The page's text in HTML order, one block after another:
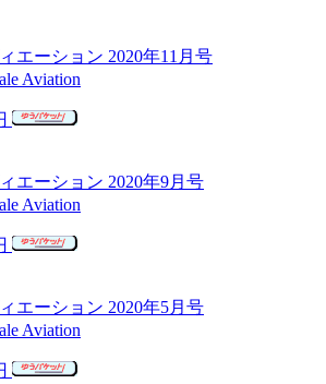
エーション 2020年11月号
Aviation
エーション 2020年9月号
Aviation
エーション 2020年5月号
Aviation